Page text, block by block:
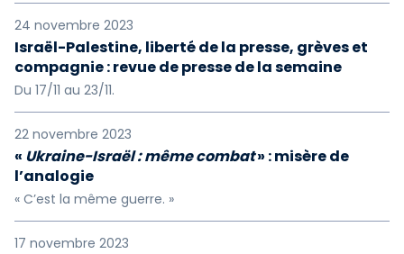
24 novembre 2023
Israël-Palestine, liberté de la presse, grèves et
compagnie : revue de presse de la semaine
Du 17/11 au 23/11.
22 novembre 2023
« Ukraine-Israël : même combat» : misère de
l’analogie
« C’est la même guerre. »
17 novembre 2023